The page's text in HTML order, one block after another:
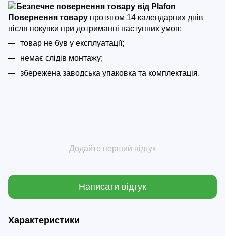
Повернення товару протягом 14 календарних днів
після покупки при дотриманні наступних умов:
товар не був у експлуатації;
немає слідів монтажу;
збережена заводська упаковка та комплектація.
Додайте перший відгук
Написати відгук
Характеристики